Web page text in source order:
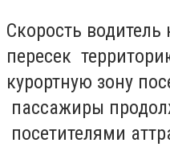
Скорость
пересек
курортную зону
пассажиры
посетителями